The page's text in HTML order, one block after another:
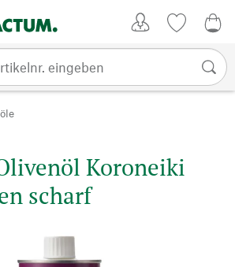
Koroneiki
scharf